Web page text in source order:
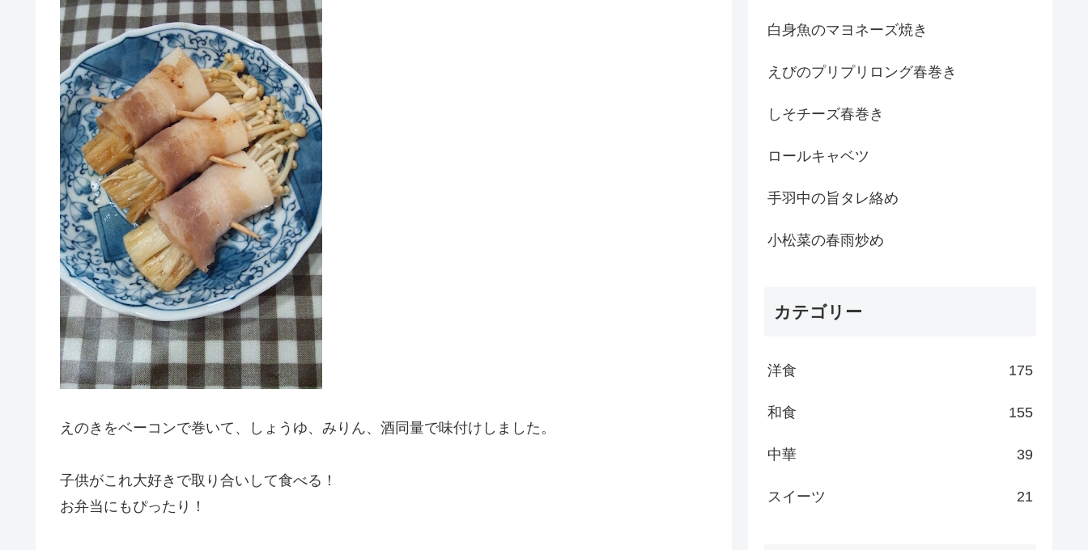
えのきをベーコンで巻いて、しょうゆ、みりん、酒同量で味付けしました。
子供がこれ大好きで取り合いして食べる！
お弁当にもぴったり！
白身魚のマヨネーズ焼き
えびのプリプリロング春巻き
しそチーズ春巻き
ロールキャベツ
手羽中の旨タレ絡め
小松菜の春雨炒め
カテゴリー
洋食 175
和食 155
中華 39
スイーツ 21